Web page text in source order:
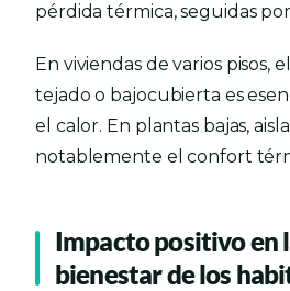
pérdida térmica, seguidas
En viviendas de varios pisos,
tejado o bajocubierta es
el calor. En plantas bajas,
notablemente el confort
Impacto positivo en
bienestar de los